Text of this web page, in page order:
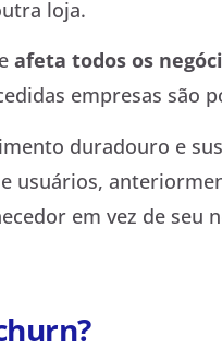
loja.
afeta todos os
empresas são
duradouro e
usuários,
em vez de seu